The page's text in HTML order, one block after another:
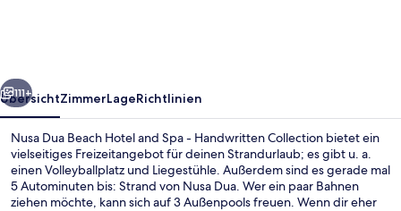
-
Handwritten
Collection
Weiter
111+
ÜbersichtZimmerLageRichtlinien
Nusa Dua Beach Hotel and Spa - Handwritten Collection bietet ein
vielseitiges Freizeitangebot für deinen Strandurlaub; es gibt u. a.
einen Volleyballplatz und Liegestühle. Außerdem sind es gerade mal
5 Autominuten bis: Strand von Nusa Dua. Wer ein paar Bahnen
ziehen möchte, kann sich auf 3 Außenpools freuen. Wenn dir eher